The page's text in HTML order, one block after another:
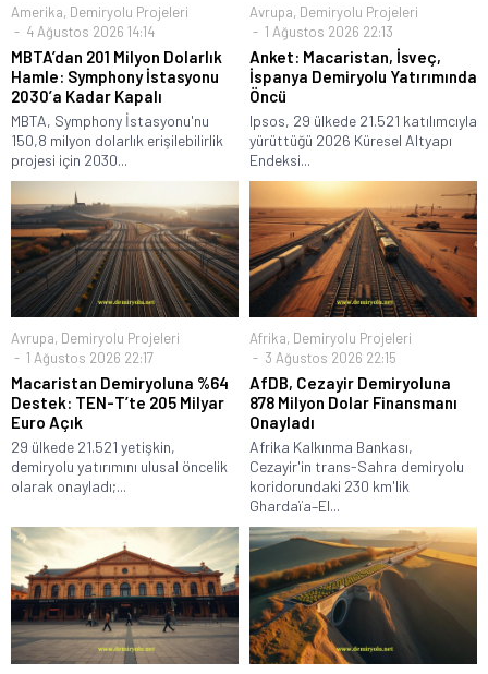
Amerika, Demiryolu Projeleri
4 Ağustos 2026 14:14
MBTA’dan 201 Milyon Dolarlık
Hamle: Symphony İstasyonu
2030’a Kadar Kapalı
MBTA, Symphony İstasyonu'nu
150,8 milyon dolarlık erişilebilirlik
projesi için 2030...
Avrupa, Demiryolu Projeleri
1 Ağustos 2026 22:13
Anket: Macaristan, İsveç,
İspanya Demiryolu Yatırımında
Öncü
Ipsos, 29 ülkede 21.521 katılımcıyla
yürüttüğü 2026 Küresel Altyapı
Endeksi...
Avrupa, Demiryolu Projeleri
1 Ağustos 2026 22:17
Macaristan Demiryoluna %64
Destek: TEN-T’te 205 Milyar
Euro Açık
29 ülkede 21.521 yetişkin,
demiryolu yatırımını ulusal öncelik
olarak onayladı;...
Afrika, Demiryolu Projeleri
3 Ağustos 2026 22:15
AfDB, Cezayir Demiryoluna
878 Milyon Dolar Finansmanı
Onayladı
Afrika Kalkınma Bankası,
Cezayir'in trans-Sahra demiryolu
koridorundaki 230 km'lik
Ghardaïa–El...